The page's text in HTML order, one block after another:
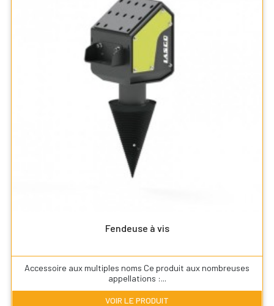
Fendeuse à vis
Accessoire aux multiples noms Ce produit aux nombreuses
appellations :...
VOIR LE PRODUIT